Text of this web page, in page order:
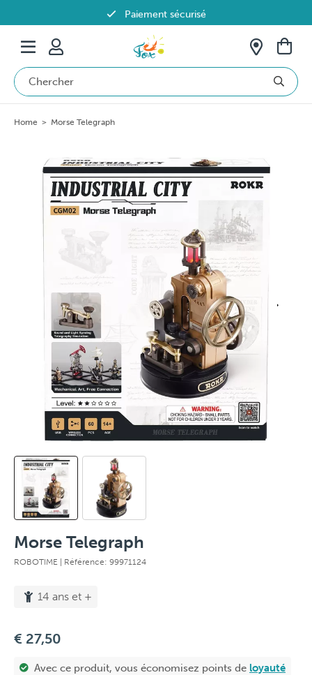
Paiement sécurisé
Livraison offerte dès 69€ en Belgique
Home > Morse Telegraph
Morse Telegraph
ROBOTIME | Référence: 99971124
14 ans et +
€ 27,50
Avec ce produit, vous économisez points de loyauté